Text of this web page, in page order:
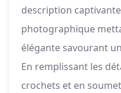
description
photographique
élégante savourant
En remplissant les
crochets et en